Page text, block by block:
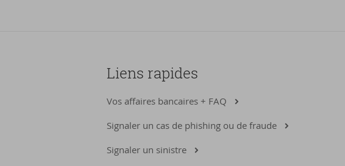
Liens rapides
Vos affaires bancaires + FAQ
Signaler un cas de phishing ou de fraude
Signaler un sinistre